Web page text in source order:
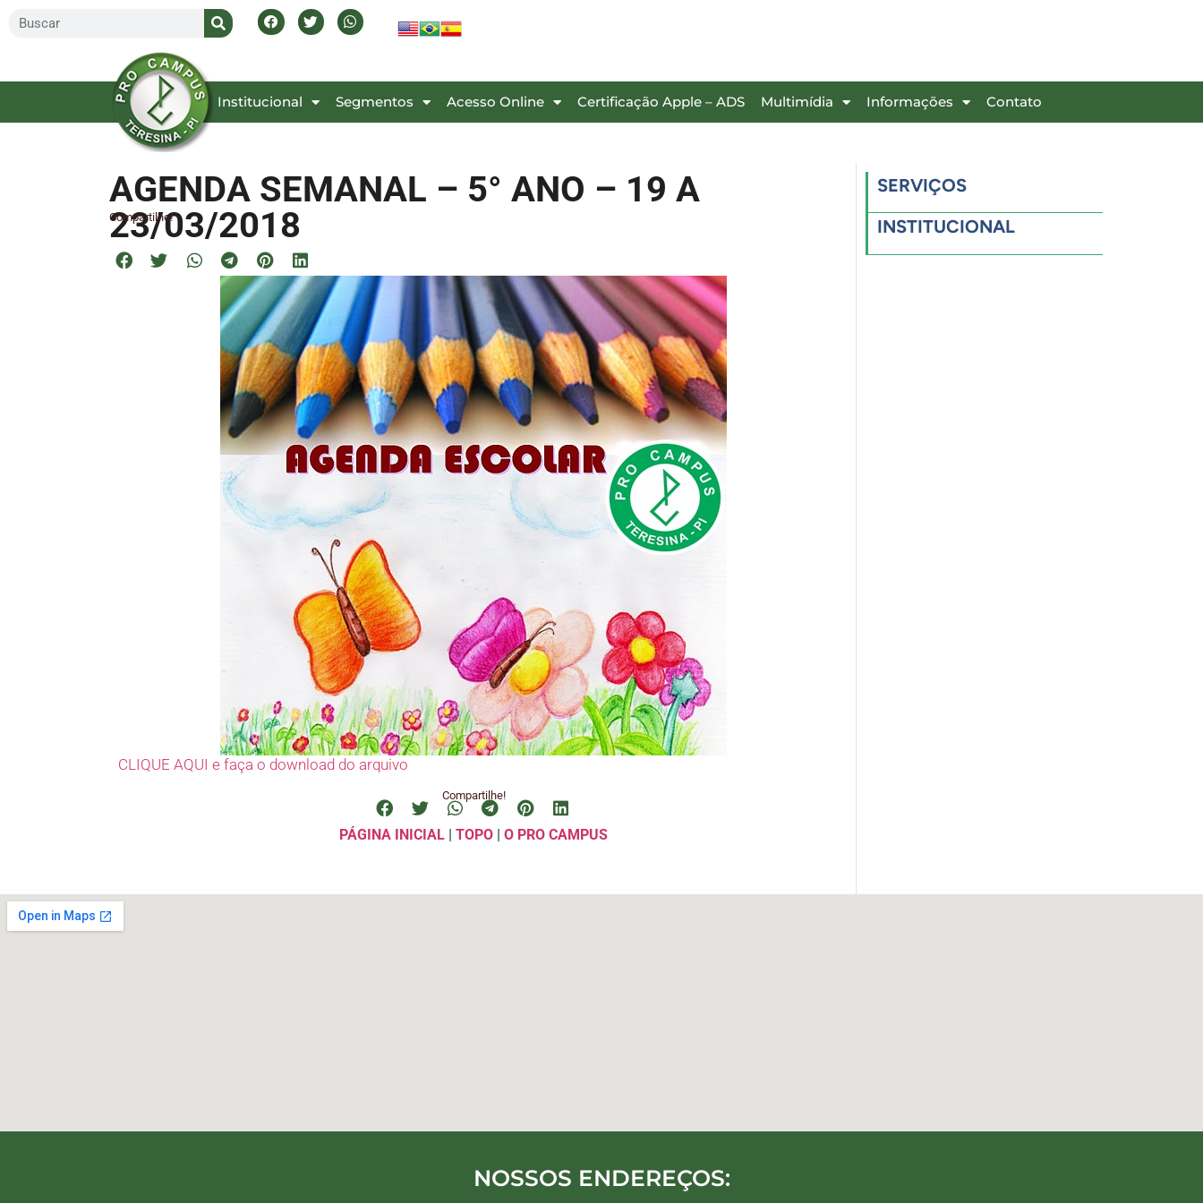
Inicial Institucional Segmentos Acesso Online Certificação Apple – ADS Multimídia Informações Contato
AGENDA SEMANAL – 5° ANO – 19 A
23/03/2018
Compartilhe!
CLIQUE AQUI e faça o download do arquivo
Compartilhe!
PÁGINA INICIAL | TOPO | O PRO CAMPUS
SERVIÇOS
INSTITUCIONAL
NOSSOS ENDEREÇOS: